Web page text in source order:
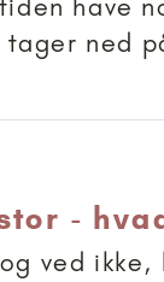
have
tager ned
-
ved ikke,